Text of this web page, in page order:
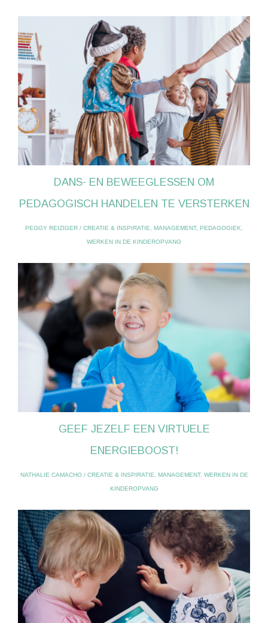
DANS- EN BEWEEGLESSEN OM
PEDAGOGISCH HANDELEN TE VERSTERKEN
PEGGY REIZIGER / CREATIE & INSPIRATIE MANAGEMENT, PEDAGOGIEK
WERKEN IN DE KINDEROPVANG
GEEF JEZELF EEN VIRTUELE
ENERGIEBOOST!
NATHALIE CAMACHO/ CREATIE & INSPIRATIE MANAGEMENT, WERKEN IN DE
KINDEROPVANG